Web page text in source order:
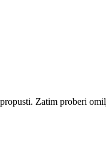
Zatim proberi